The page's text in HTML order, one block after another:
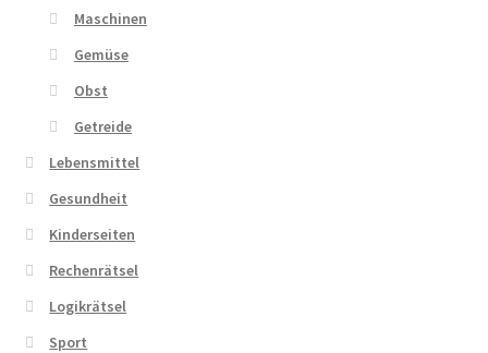
Maschinen
Gemüse
Obst
Getreide
Lebensmittel
Gesundheit
Kinderseiten
Rechenrätsel
Logikrätsel
Sport